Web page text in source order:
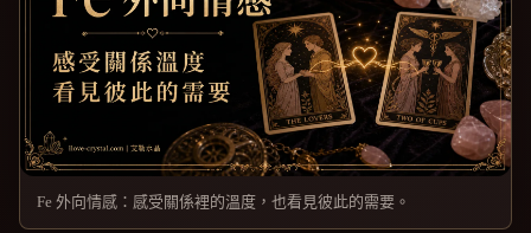
Fe 外向情感：感受關係裡的溫度，也看見彼此的需要。